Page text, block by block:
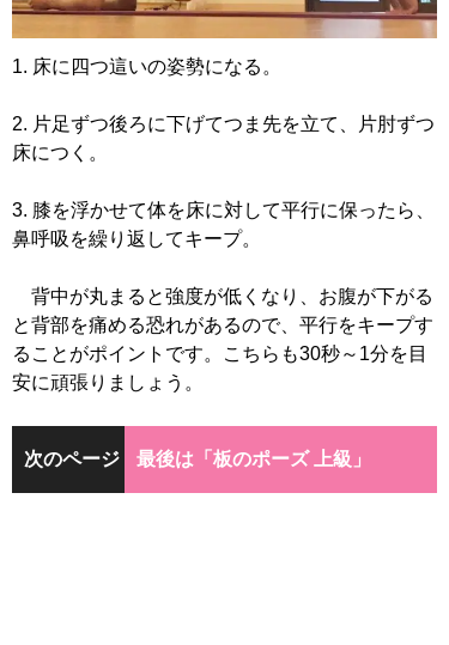
1. 床に四つ這いの姿勢になる。
2. 片足ずつ後ろに下げてつま先を立て、片肘ずつ
床につく。
3. 膝を浮かせて体を床に対して平行に保ったら、
鼻呼吸を繰り返してキープ。
背中が丸まると強度が低くなり、お腹が下がる
と背部を痛める恐れがあるので、平行をキープす
ることがポイントです。こちらも30秒～1分を目
安に頑張りましょう。
次のページ 最後は「板のポーズ 上級」